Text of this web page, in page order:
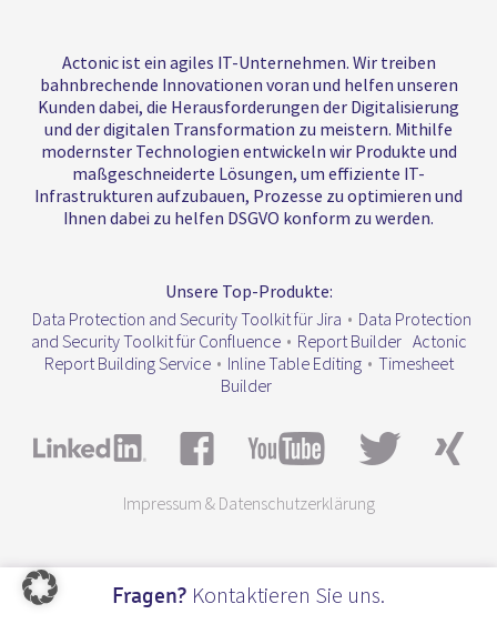
Fragen? Kontaktieren Sie uns.
Actonic ist ein agiles IT-Unternehmen. Wir treiben
bahnbrechende Innovationen voran und helfen unseren
Kunden dabei, die Herausforderungen der Digitalisierung
und der digitalen Transformation zu meistern. Mithilfe
modernster Technologien entwickeln wir Produkte und
maßgeschneiderte Lösungen, um effiziente IT-
Infrastrukturen aufzubauen, Prozesse zu optimieren und
Ihnen dabei zu helfen DSGVO konform zu werden.
Unsere Top-Produkte:
Data Protection and Security Toolkit für Jira • Data Protection
and Security Toolkit für Confluence • Report Builder Actonic
Report Building Service • Inline Table Editing • Timesheet
Builder
Impressum & Datenschutzerklärung